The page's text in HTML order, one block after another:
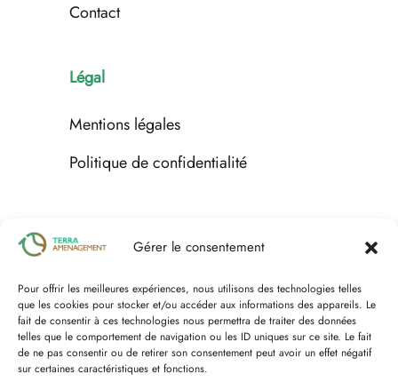
Gérer le consentement
Pour offrir les meilleures expériences, nous utilisons des technologies telles
que les cookies pour stocker et/ou accéder aux informations des appareils. Le
fait de consentir à ces technologies nous permettra de traiter des données
telles que le comportement de navigation ou les ID uniques sur ce site. Le fait
de ne pas consentir ou de retirer son consentement peut avoir un effet négatif
sur certaines caractéristiques et fonctions.
Contact
Légal
Mentions légales
Politique de confidentialité
Espace client
Nous contacter